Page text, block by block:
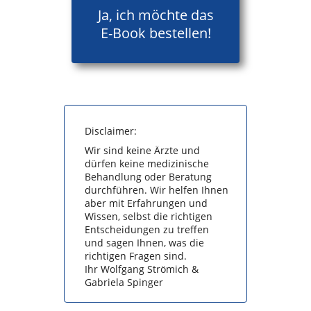
Ja, ich möchte das
E-Book bestellen!
Disclaimer:
Wir sind keine Ärzte und
dürfen keine medizinische
Behandlung oder Beratung
durchführen. Wir helfen Ihnen
aber mit Erfahrungen und
Wissen, selbst die richtigen
Entscheidungen zu treffen
und sagen Ihnen, was die
richtigen Fragen sind.
Ihr Wolfgang Strömich &
Gabriela Spinger